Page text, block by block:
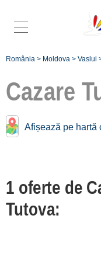
România > Moldova > Vaslui
Cazare
Afișează pe hartă
1 oferte de
Tutova:
Cazare în apropiere
Tutova:
[2 oferte la 14.6